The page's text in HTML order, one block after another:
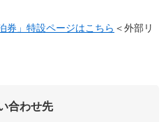
券​」特設ページはこちら ＜外部リ
合わせ先